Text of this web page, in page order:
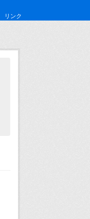
リンク